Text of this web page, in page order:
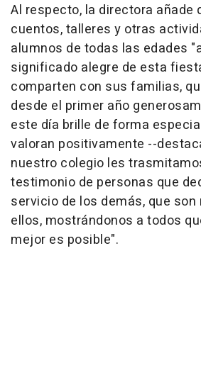
Al respecto, la directora añade
cuentos, talleres y otras
alumnos de todas las edades
significado alegre de esta
comparten con sus familias,
desde el primer año
este día brille de forma
valoran positivamente --
nuestro colegio les
testimonio de personas que
servicio de los demás, que son
ellos, mostrándonos a todos
mejor es posible".